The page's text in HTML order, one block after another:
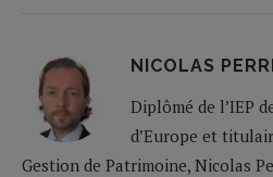
NICOLAS
Diplômé de l’IEP
d’Europe et
Gestion de Patrimoine, Nicolas